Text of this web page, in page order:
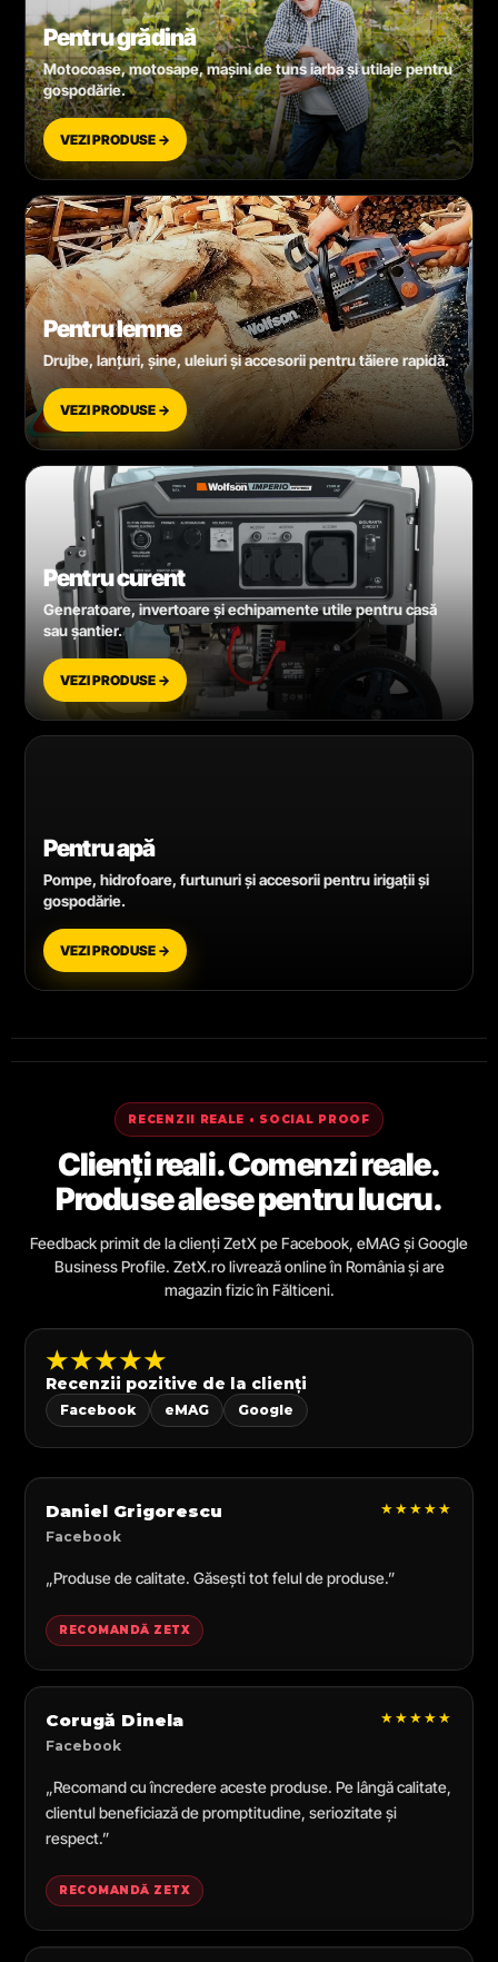
Pentru grădină
Motocoase, motosape, mașini de tuns iarba și utilaje pentru
gospodărie.
VEZI PRODUSE →
Pentru lemne
Drujbe, lanțuri, șine, uleiuri și accesorii pentru tăiere rapidă.
VEZI PRODUSE →
Pentru curent
Generatoare, invertoare și echipamente utile pentru casă
sau șantier.
VEZI PRODUSE →
Pentru apă
Pompe, hidrofoare, furtunuri și accesorii pentru irigații și
gospodărie.
VEZI PRODUSE →
RECENZII REALE • SOCIAL PROOF
Clienți reali. Comenzi reale.
Produse alese pentru lucru.
Feedback primit de la clienți ZetX pe Facebook, eMAG și Google
Business Profile. ZetX.ro livrează online în România și are
magazin fizic în Fălticeni.
★★★★★
Recenzii pozitive de la clienți
Facebook eMAG Google
Daniel Grigorescu
Facebook
★★★★★
„Produse de calitate. Găsești tot felul de produse.”
RECOMANDĂ ZETX
Corugă Dinela
Facebook
★★★★★
„Recomand cu încredere aceste produse. Pe lângă calitate,
clientul beneficiază de promptitudine, seriozitate și
respect.”
RECOMANDĂ ZETX